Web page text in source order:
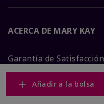
Añadir a la bolsa
ACERCA DE MARY KAY
Garantía de Satisfacción
Sobre Mary Kay